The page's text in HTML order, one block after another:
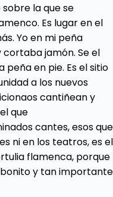
la que se
Es lugar en el
Yo en mi peña
jamón. Se el
en pie. Es el sitio
a los nuevos
cantiñean y
que
cantes, esos que
ni en los teatros, es el
flamenca, porque
y tan importante